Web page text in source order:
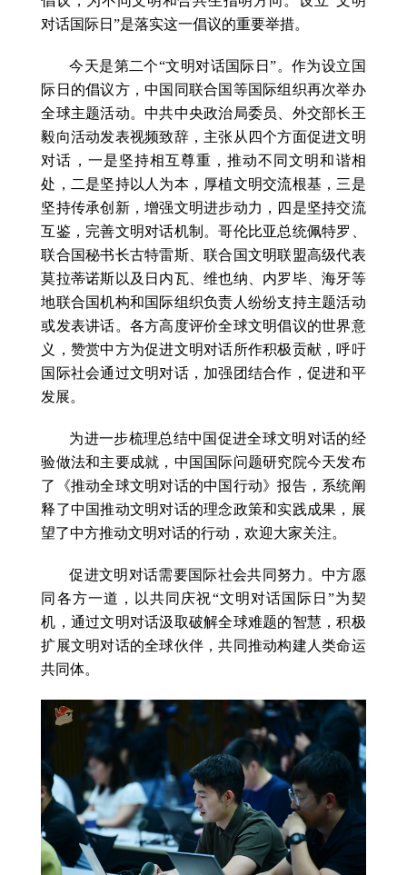
对话国际日”是落实这一倡议的重要举措。
今天是第二个“文明对话国际日”。作为设立国
际日的倡议方，中国同联合国等国际组织再次举办
全球主题活动。中共中央政治局委员、外交部长王
毅向活动发表视频致辞，主张从四个方面促进文明
对话，一是坚持相互尊重，推动不同文明和谐相
处，二是坚持以人为本，厚植文明交流根基，三是
坚持传承创新，增强文明进步动力，四是坚持交流
互鉴，完善文明对话机制。哥伦比亚总统佩特罗、
联合国秘书长古特雷斯、联合国文明联盟高级代表
莫拉蒂诺斯以及日内瓦、维也纳、内罗毕、海牙等
地联合国机构和国际组织负责人纷纷支持主题活动
或发表讲话。各方高度评价全球文明倡议的世界意
义，赞赏中方为促进文明对话所作积极贡献，呼吁
国际社会通过文明对话，加强团结合作，促进和平
发展。
为进一步梳理总结中国促进全球文明对话的经
验做法和主要成就，中国国际问题研究院今天发布
了《推动全球文明对话的中国行动》报告，系统阐
释了中国推动文明对话的理念政策和实践成果，展
望了中方推动文明对话的行动，欢迎大家关注。
促进文明对话需要国际社会共同努力。中方愿
同各方一道，以共同庆祝“文明对话国际日”为契
机，通过文明对话汲取破解全球难题的智慧，积极
扩展文明对话的全球伙伴，共同推动构建人类命运
共同体。